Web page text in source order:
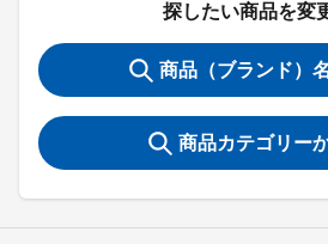
探したい商品を変
商品（ブランド）
商品カテゴリー